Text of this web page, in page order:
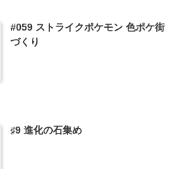
#059 ストライクポケモン 色ポケ街
づくり
♯9 進化の石集め